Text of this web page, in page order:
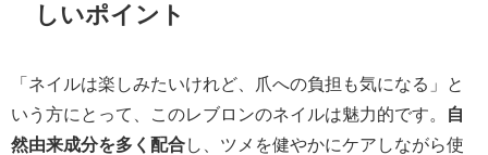
しいポイント
「ネイルは楽しみたいけれど、爪への負担も気になる」と
いう方にとって、このレブロンのネイルは魅力的です。
自
然由来成分を多く配合し、ツメを健やかにケアしながら使